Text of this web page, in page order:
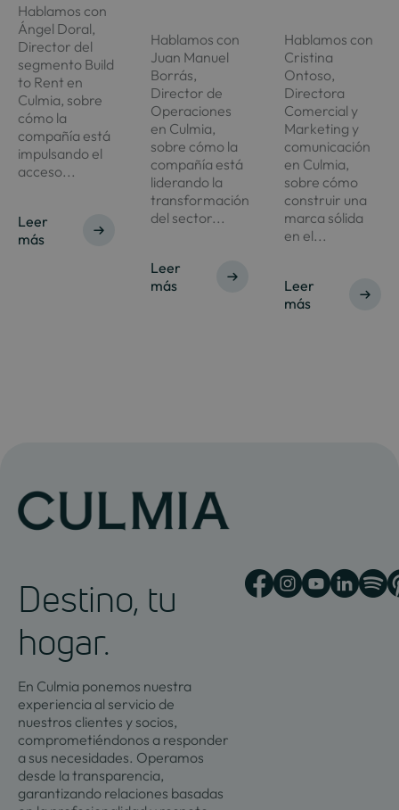
Hablamos con
Ángel Doral,
Director del
segmento Build
to Rent en
Culmia, sobre
cómo la
compañía está
impulsando el
acceso...
Leer
más
Hablamos con
Juan Manuel
Borrás,
Director de
Operaciones
en Culmia,
sobre cómo la
compañía está
liderando la
transformación
del sector...
Leer
más
Hablamos con
Cristina
Ontoso,
Directora
Comercial y
Marketing y
comunicación
en Culmia,
sobre cómo
construir una
marca sólida
en el...
Leer
más
Destino, tu
hogar.
En Culmia ponemos nuestra
experiencia al servicio de
nuestros clientes y socios,
comprometiéndonos a responder
a sus necesidades. Operamos
desde la transparencia,
garantizando relaciones basadas